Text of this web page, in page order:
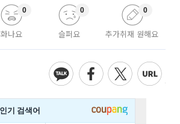
화나요
0
슬퍼요
0
추가취재 원해요
0